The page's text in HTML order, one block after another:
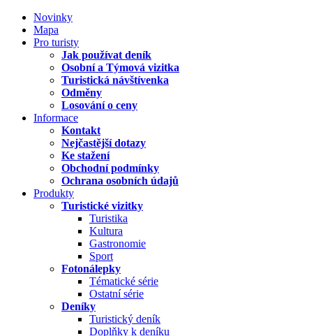
Novinky
Mapa
Pro turisty
Jak používat deník
Osobní a Týmová vizitka
Turistická návštívenka
Odměny
Losování o ceny
Informace
Kontakt
Nejčastější dotazy
Ke stažení
Obchodní podmínky
Ochrana osobních údajů
Produkty
Turistické vizitky
Turistika
Kultura
Gastronomie
Sport
Fotonálepky
Tématické série
Ostatní série
Deníky
Turistický deník
Doplňky k deníku